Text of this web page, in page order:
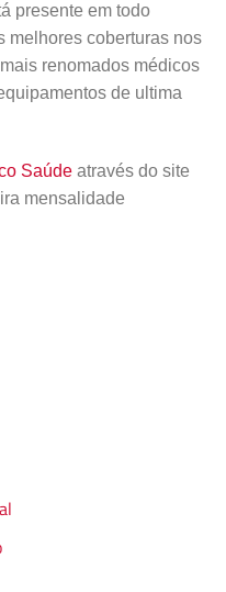
presente em todo
melhores coberturas nos
renomados médicos
de ultima
Saúde através do site
mensalidade